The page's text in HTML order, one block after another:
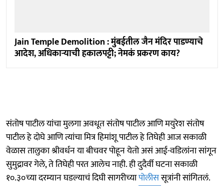
Jain Temple Demolition : मुंबईतील जैन मंदिर पाडण्याचे
आदेश, अधिकाऱ्याची हकालपट्टी; नेमकं प्रकरण काय?
संतोष पाटील यांचा मुलगा अवधूत संतोष पाटील आणि मयुरेश संतोष
पाटील हे दोघे आणि त्यांचा मित्र हिमांशू पाटील हे तिघेही आज सकाळी
वेळास तालुका श्रीवर्धन या बीचवर पोहून येतो असं आई-वडिलांना सांगून
सुमुद्रावर गेले, ते तिघेही परत आलेच नाही. ही दुदैर्वी घटना सकाळी
१०.३०च्या दरम्यान घडल्याचं दिघी सागरीच्यापोलीससूत्रांनी सांगितलं.